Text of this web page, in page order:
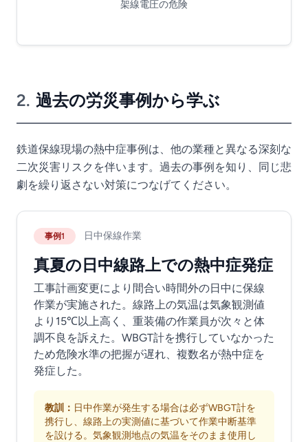
架線電圧の危険
2. 過去の労災事例から学ぶ
鉄道保線現場の熱中症事例は、他の業種と異なる深刻な
二次災害リスクを伴います。過去の事例を知り、同じ悲
劇を繰り返さない対策につなげてください。
事例1 日中保線作業
真夏の日中線路上での熱中症発症
工事計画変更により間合い時間外の日中に保線
作業が実施された。線路上の気温は気象観測値
より15℃以上高く、重装備の作業員が次々と体
調不良を訴えた。WBGT計を携行していなかった
ため危険水準の把握が遅れ、複数名が熱中症を
発症した。
教訓： 日中作業が発生する場合は必ずWBGT計を
携行し、線路上の実測値に基づいて作業中断基準
を設ける。気象観測地点の気温をそのまま使用し